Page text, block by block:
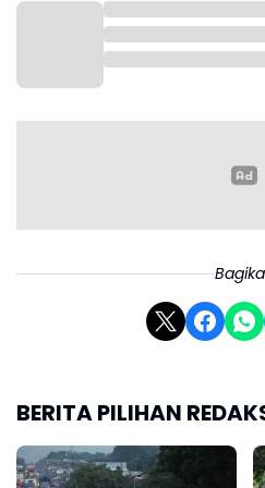
kerusakan, saat ini
73 persen telah dilakukan
menargetkan seluruh
10 Maret mendatang atau
mudik Lebaran.
“Dari total lima ribu dua
sudah kami tangani.
arus mudik Lebaran,” sebut
Hariadi, Jumat, 6 Maret 2026.
Selain melakukan perbaikan
BERITA PILIHAN